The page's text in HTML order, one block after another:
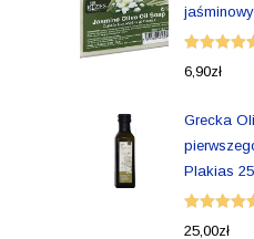
Oceniono
6,90zł
Grecka
Plakias
Oceniono
25,00zł